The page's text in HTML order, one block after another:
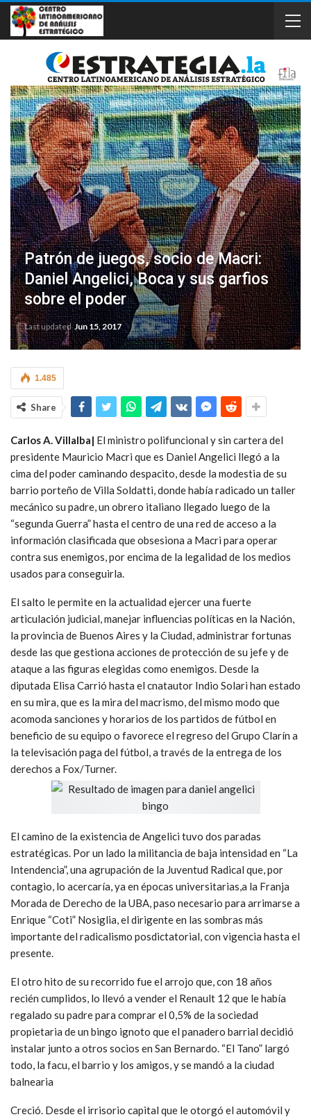
Patrón de juegos, socio de Macri:
Daniel Angelici, Boca y sus garfios
sobre el poder
Last updatedJun 15, 2017
1.485
Share
Carlos A. Villalba| El ministro polifuncional y sin cartera del
presidente Mauricio Macri que es Daniel Angelici llegó a la
cima del poder caminando despacito, desde la modestia de su
barrio porteño de Villa Soldatti, donde había radicado un taller
mecánico su padre, un obrero italiano llegado luego de la
“segunda Guerra” hasta el centro de una red de acceso a la
información clasificada que obsesiona a Macri para operar
contra sus enemigos, por encima de la legalidad de los medios
usados para conseguirla.
El salto le permite en la actualidad ejercer una fuerte
articulación judicial, manejar influencias políticas en la Nación,
la provincia de Buenos Aires y la Ciudad, administrar fortunas
desde las que gestiona acciones de protección de su jefe y de
ataque a las figuras elegidas como enemigos. Desde la
diputada Elisa Carrió hasta el cnatautor Indio Solari han estado
en su mira, que es la mira del macrismo, del mismo modo que
acomoda sanciones y horarios de los partidos de fútbol en
beneficio de su equipo o favorece el regreso del Grupo Clarín a
la televisación paga del fútbol, a través de la entrega de los
derechos a Fox/Turner.
El camino de la existencia de Angelici tuvo dos paradas
estratégicas. Por un lado la militancia de baja intensidad en “La
Intendencia”, una agrupación de la Juventud Radical que, por
contagio, lo acercaría, ya en épocas universitarias,a la Franja
Morada de Derecho de la UBA, paso necesario para arrimarse a
Enrique “Coti” Nosiglia, el dirigente en las sombras más
importante del radicalismo posdictatorial, con vigencia hasta el
presente.
El otro hito de su recorrido fue el arrojo que, con 18 años
recién cumplidos, lo llevó a vender el Renault 12 que le había
regalado su padre para comprar el 0,5% de la sociedad
propietaria de un bingo ignoto que el panadero barrial decidió
instalar junto a otros socios en San Bernardo. “El Tano” largó
todo, la facu, el barrio y los amigos, y se mandó a la ciudad
balnearia
Creció. Desde el irrisorio capital que le otorgó el automóvil y